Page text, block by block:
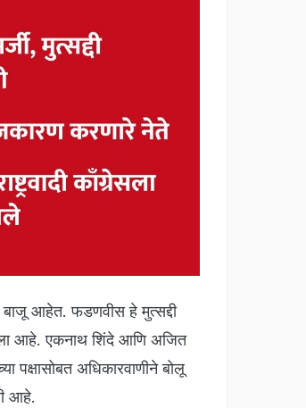
बाजू आहेत. फडणवीस हे मुत्सद्दी
आहे. एकनाथ शिंदे आणि अजित
पक्षासोबत अधिकारवाणीने बोलू
आहे.